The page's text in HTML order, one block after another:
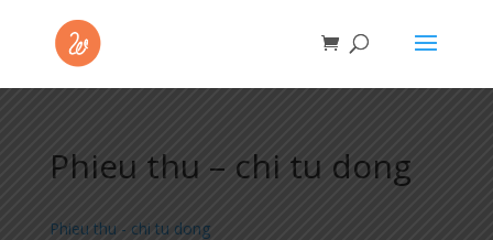
Phieu thu – chi tu dong
Phieu thu - chi tu dong